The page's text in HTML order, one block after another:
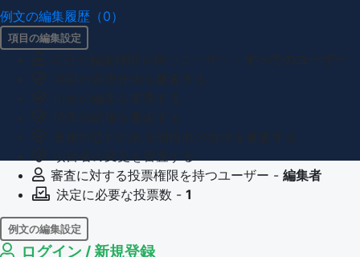
例文の編集履歴（0）
項目の編集設定
審査に対する投票権限を持つユーザー - 編集者
決定に必要な投票数 - 1
例文の編集設定
例文の編集権限を持つユーザー -
ログイン / 新規登録